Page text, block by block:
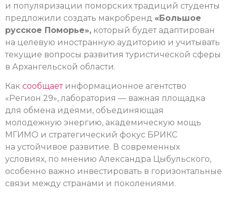
и популяризации поморских традиций студенты
предложили создать макробренд «Большое
русское Поморье», который будет адаптирован
на целевую иностранную аудиторию и учитывать
текущие вопросы развития туристической сферы
в Архангельской области.
Как сообщаетинформационное агентство
«Регион 29», лаборатория — важная площадка
для обмена идеями, объединяющая
молодежную энергию, академическую мощь
МГИМО и стратегический фокус БРИКС
на устойчивое развитие. В современных
условиях, по мнению Александра Цыбульского,
особенно важно инвестировать в горизонтальные
связи между странами и поколениями.